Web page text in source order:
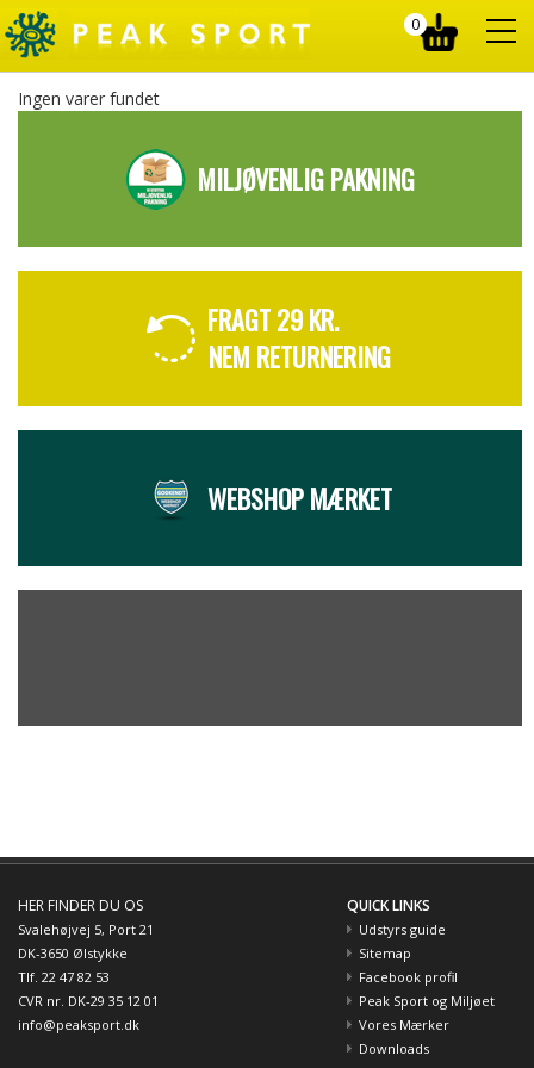
0
Ingen varer fundet
MILJØVENLIG PAKNING
FRAGT 29 KR.
NEM RETURNERING
WEBSHOP MÆRKET
HER FINDER DU OS
Svalehøjvej 5, Port 21
DK-3650 Ølstykke
Tlf. 22 47 82 53
CVR nr. DK-29 35 12 01
info@peaksport.dk
QUICK LINKS
Udstyrs guide
Sitemap
Facebook profil
Peak Sport og Miljøet
Vores Mærker
Downloads